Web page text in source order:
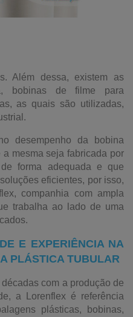
Além dessa, existem as
bobinas de filme para
as quais são utilizadas,
desempenho da bobina
mesma seja fabricada por
forma adequada e que
eficientes, por isso,
companhia com ampla
trabalha ao lado de uma
E EXPERIÊNCIA NA
PLÁSTICA TUBULAR
com a produção de
a Lorenflex é referência
plásticas, bobinas,